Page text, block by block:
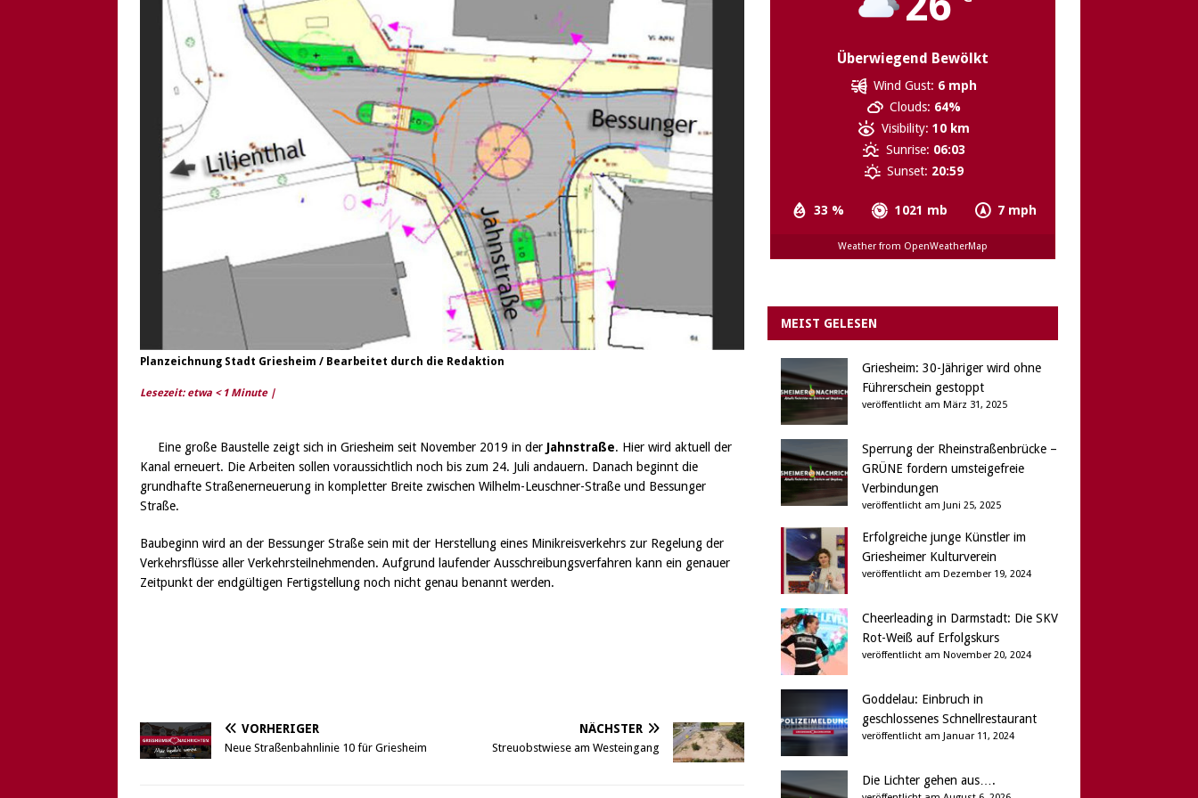
[ 6. August 2026 ] Die Lichter gehen aus…. IN EIGENER SACHE
Planzeichnung Stadt Griesheim / Bearbeitet durch die Redaktion
Lesezeit: etwa < 1 Minute |
Eine große Baustelle zeigt sich in Griesheim seit November 2019 in der Jahnstraße. Hier wird aktuell der
Kanal erneuert. Die Arbeiten sollen voraussichtlich noch bis zum 24. Juli andauern. Danach beginnt die
grundhafte Straßenerneuerung in kompletter Breite zwischen Wilhelm-Leuschner-Straße und Bessunger
Straße.
Baubeginn wird an der Bessunger Straße sein mit der Herstellung eines Minikreisverkehrs zur Regelung der
Verkehrsflüsse aller Verkehrsteilnehmenden. Aufgrund laufender Ausschreibungsverfahren kann ein genauer
Zeitpunkt der endgültigen Fertigstellung noch nicht genau benannt werden.
VORHERIGER
Neue Straßenbahnlinie 10 für Griesheim
NÄCHSTER
Streuobstwiese am Westeingang
Überwiegend Bewölkt
33 % 1021 mb 7 mph
Wind Gust: 6 mph
Clouds: 64%
Visibility: 10 km
Sunrise: 06:03
Sunset: 20:59
Weather from OpenWeatherMap
MEIST GELESEN
Griesheim: 30-Jähriger wird ohne
Führerschein gestoppt
veröffentlicht am März 31, 2025
Sperrung der Rheinstraßenbrücke –
GRÜNE fordern umsteigefreie
Verbindungen
veröffentlicht am Juni 25, 2025
Erfolgreiche junge Künstler im
Griesheimer Kulturverein
veröffentlicht am Dezember 19, 2024
Cheerleading in Darmstadt: Die SKV
Rot-Weiß auf Erfolgskurs
veröffentlicht am November 20, 2024
Goddelau: Einbruch in
geschlossenes Schnellrestaurant
veröffentlicht am Januar 11, 2024
Die Lichter gehen aus….